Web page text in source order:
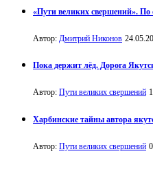
«Пути великих свершений». По
Автор: Дмитрий Никонов
Пока держит лёд. Дорога
Автор: Пути великих свершений
Харбинские тайны автора
Автор: Пути великих свершений